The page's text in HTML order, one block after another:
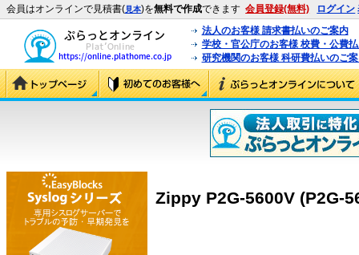
会員はオンラインで見積書(見本)を無料で作成できます 会員登録(無料) ログイン
法人のお客様 請求書払いのご案内
学校・官公庁のお客様 校費・公費
研究機関のお客様 科研費払いのご
Zippy P2G-5600V (P2G-